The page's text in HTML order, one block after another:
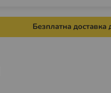
Безплатна